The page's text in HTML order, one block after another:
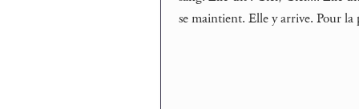
se maintient. Elle y arrive. Pour la